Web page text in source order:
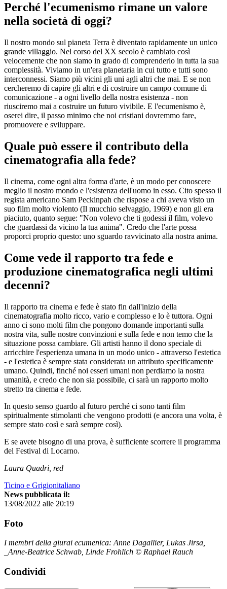
Perché l'ecumenismo rimane un valore
nella società di oggi?
Il nostro mondo sul pianeta Terra è diventato rapidamente un unico
grande villaggio. Nel corso del XX secolo è cambiato così
velocemente che non siamo in grado di comprenderlo in tutta la sua
complessità. Viviamo in un'era planetaria in cui tutto e tutti sono
interconnessi. Siamo più vicini gli uni agli altri che mai. E se non
cercheremo di capire gli altri e di costruire un campo comune di
comunicazione - a ogni livello della nostra esistenza - non
riusciremo mai a costruire un futuro vivibile. E l'ecumenismo è,
oserei dire, il passo minimo che noi cristiani dovremmo fare,
promuovere e sviluppare.
Quale può essere il contributo della
cinematografia alla fede?
Il cinema, come ogni altra forma d'arte, è un modo per conoscere
meglio il nostro mondo e l'esistenza dell'uomo in esso. Cito spesso il
regista americano Sam Peckinpah che rispose a chi aveva visto un
suo film molto violento (Il mucchio selvaggio, 1969) e non gli era
piaciuto, quanto segue: "Non volevo che ti godessi il film, volevo
che guardassi da vicino la tua anima". Credo che l'arte possa
proporci proprio questo: uno sguardo ravvicinato alla nostra anima.
Come vede il rapporto tra fede e
produzione cinematografica negli ultimi
decenni?
Il rapporto tra cinema e fede è stato fin dall'inizio della
cinematografia molto ricco, vario e complesso e lo è tuttora. Ogni
anno ci sono molti film che pongono domande importanti sulla
nostra vita, sulle nostre convinzioni e sulla fede e non temo che la
situazione possa cambiare. Gli artisti hanno il dono speciale di
arricchire l'esperienza umana in un modo unico - attraverso l'estetica
- e l'estetica è sempre stata considerata un attributo specificamente
umano. Quindi, finché noi esseri umani non perdiamo la nostra
umanità, e credo che non sia possibile, ci sarà un rapporto molto
stretto tra cinema e fede.
In questo senso guardo al futuro perché ci sono tanti film
spiritualmente stimolanti che vengono prodotti (e ancora una volta, è
sempre stato così e sarà sempre così).
E se avete bisogno di una prova, è sufficiente scorrere il programma
del Festival di Locarno.
Laura Quadri, red
Ticino e Grigionitaliano
News pubblicata il:
13/08/2022 alle 20:19
Foto
I membri della giurai ecumenica: Anne Dagallier, Lukas Jirsa,
_Anne-Beatrice Schwab, Linde Frohlich © Raphael Rauch
Condividi